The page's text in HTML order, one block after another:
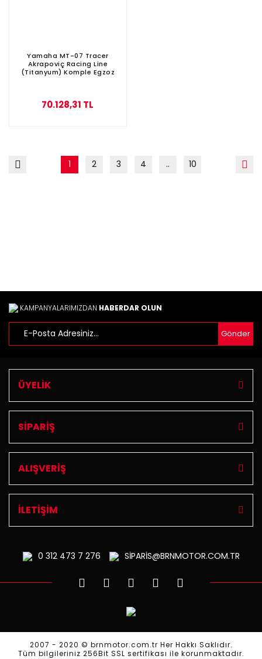
Yamaha MT-07 Tracer
Akrapoviç Racing Line
(Titanyum) Komple Egzoz
70.128,31 TL
1 2 3 4 .. 10
KAMPANYALARIMIZDAN HABERDAR OLUN
Gönder
ÜYELİK
SİPARİŞ
ALIŞVERİŞ
İLETİŞİM
0 312473 7 276 SİPARİS@BRNMOTOR.COM.TR
2007 - 2020 © brnmotor.com.tr Her Hakkı Saklıdır.
Tüm bilgileriniz 256Bit SSL sertifikası ile korunmaktadır.